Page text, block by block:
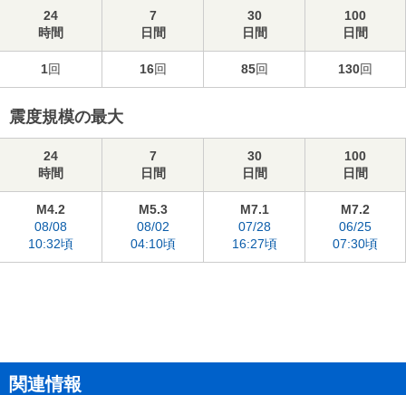
24
時間
7
日間
30
日間
100
日間
1回 16回 85回 130回
震度規模の最大
24
時間
7
日間
30
日間
100
日間
M4.2
08/08
10:32頃
M5.3
08/02
04:10頃
M7.1
07/28
16:27頃
M7.2
06/25
07:30頃
関連情報